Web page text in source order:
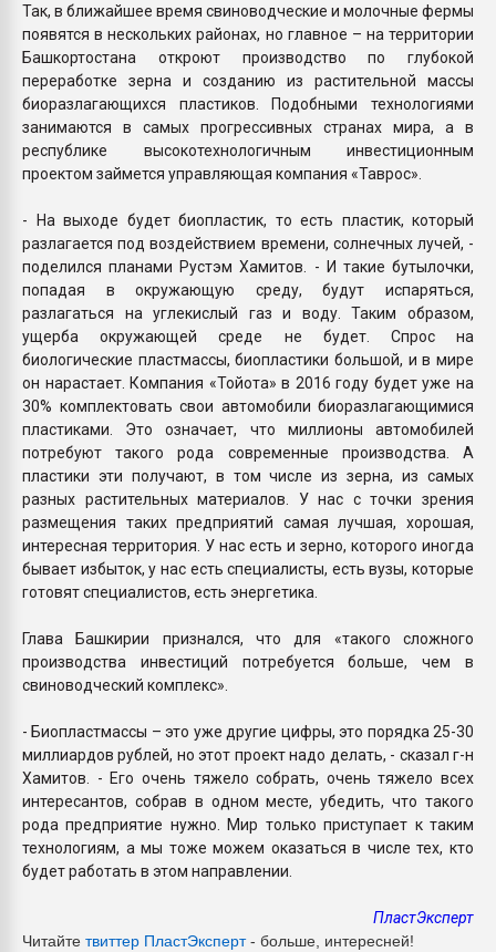
Так, в ближайшее время свиноводческие и молочные фермы
появятся в нескольких районах, но главное – на территории
Башкортостана откроют производство по глубокой
переработке зерна и созданию из растительной массы
биоразлагающихся пластиков. Подобными технологиями
занимаются в самых прогрессивных странах мира, а в
республике высокотехнологичным инвестиционным
проектом займется управляющая компания «Таврос».
- На выходе будет биопластик, то есть пластик, который
разлагается под воздействием времени, солнечных лучей, -
поделился планами Рустэм Хамитов. - И такие бутылочки,
попадая в окружающую среду, будут испаряться,
разлагаться на углекислый газ и воду. Таким образом,
ущерба окружающей среде не будет. Спрос на
биологические пластмассы, биопластики большой, и в мире
он нарастает. Компания «Тойота» в 2016 году будет уже на
30% комплектовать свои автомобили биоразлагающимися
пластиками. Это означает, что миллионы автомобилей
потребуют такого рода современные производства. А
пластики эти получают, в том числе из зерна, из самых
разных растительных материалов. У нас с точки зрения
размещения таких предприятий самая лучшая, хорошая,
интересная территория. У нас есть и зерно, которого иногда
бывает избыток, у нас есть специалисты, есть вузы, которые
готовят специалистов, есть энергетика.
Глава Башкирии признался, что для «такого сложного
производства инвестиций потребуется больше, чем в
свиноводческий комплекс».
- Биопластмассы – это уже другие цифры, это порядка 25-30
миллиардов рублей, но этот проект надо делать, - сказал г-н
Хамитов. - Его очень тяжело собрать, очень тяжело всех
интересантов, собрав в одном месте, убедить, что такого
рода предприятие нужно. Мир только приступает к таким
технологиям, а мы тоже можем оказаться в числе тех, кто
будет работать в этом направлении.
ПластЭксперт
Читайте твиттер ПластЭксперт- больше, интересней!